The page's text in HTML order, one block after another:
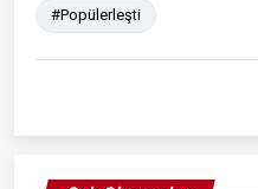
#Popülerleşti